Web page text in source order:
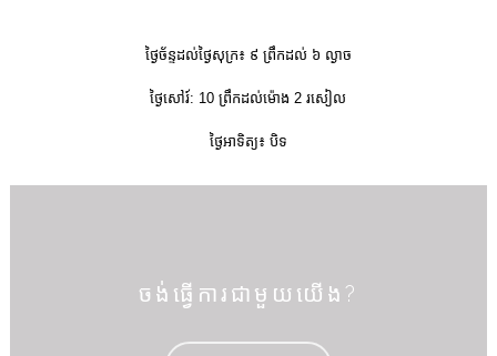
ថ្ងៃច័ន្ទដល់ថ្ងៃសុក្រ៖ ៩ ព្រឹកដល់ ៦ ល្ងាច
ថ្ងៃសៅរ៍: 10 ព្រឹកដល់ម៉ោង 2 រសៀល
ថ្ងៃអាទិត្យ៖ បិទ
ចង់​ធ្វើ​ការ​ជាមួយ​យើង?